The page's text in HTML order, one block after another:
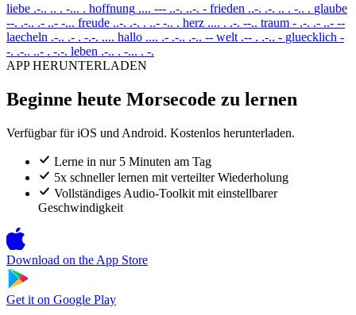
liebe .-.. .. . -... . hoffnung .... --- ..-. ..-. - frieden ..-. .-. .. . -.. . glaube
--. .-.. .- ..- -... freude ..-. .-. . ..- -.. . herz .... . .-. --.. traum - .-. .- ..- --
laecheln .-.. .- . -.-. .... hallo .... .- .-.. .-.. -- welt .-- . .-.. - gluecklich -
-. .-.. ..- . -.-. leben .-.. . -... . -.
APP HERUNTERLADEN
Beginne heute Morsecode zu lernen
Verfügbar für iOS und Android. Kostenlos herunterladen.
Lerne in nur 5 Minuten am Tag
5x schneller lernen mit verteilter Wiederholung
Vollständiges Audio-Toolkit mit einstellbarer
Geschwindigkeit
Download on the App Store
Get it on Google Play